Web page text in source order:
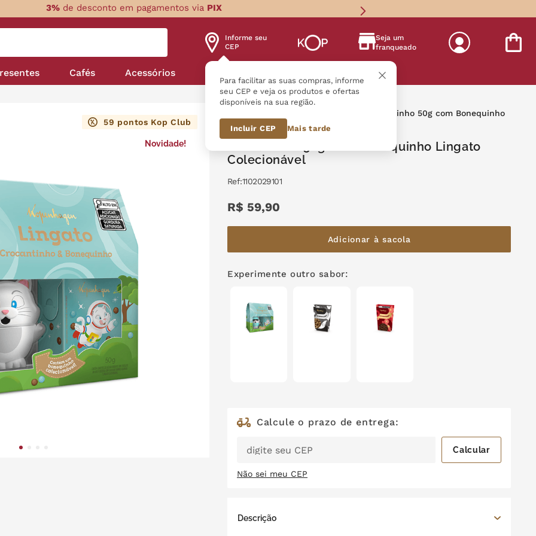
3% de desconto em pagamentos via PIX
Informe seu
CEP
Para facilitar as suas compras, informe
seu CEP e veja os produtos e ofertas
disponíveis na sua região.
Incluir CEP Mais tarde
Seja um
franqueado
Cafés Acessórios
59 pontos Kop Club
Novidade!
Crocantinho 50g com Bonequinho
Lingato Colecionável
Crocantinho 50g com Bonequinho Lingato
Colecionável
:1102029101
R$ 59,90
Adicionar à sacola
Experimente outro sabor:
Não sei meu CEP
Descrição